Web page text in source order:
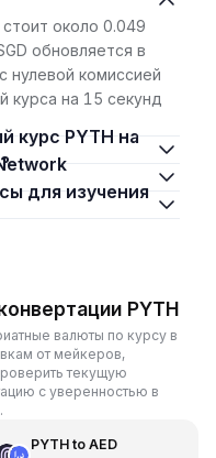
около 0.049
обновляется в
нулевой комиссией
курса на 15 секунд
PYTH
валюты по курсу в
от мейкеров,
текущую
с уверенностью в
PYTHto AED